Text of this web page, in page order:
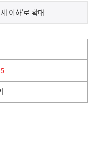
이하’로 확대
5